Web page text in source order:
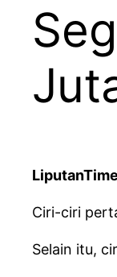
Ciri-ciri
Selain itu,